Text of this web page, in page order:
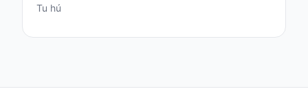
Tu hú